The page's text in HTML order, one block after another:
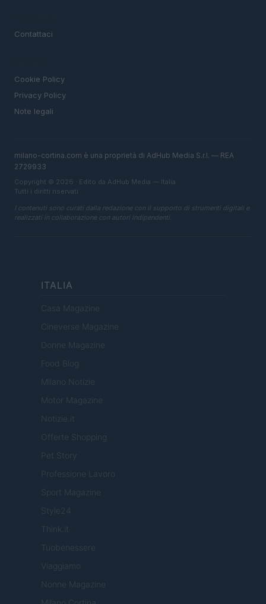
Contattaci
Cookie Policy
Privacy Policy
Note legali
milano-cortina.com è una proprietà di AdHub Media S.r.l. — REA
2729933
Copyright © 2026 · Edito da AdHub Media — Italia
Tutti i diritti riservati
I contenuti sono curati dalla redazione con il supporto di strumenti digitali e
realizzati in collaborazione con autori indipendenti.
ITALIA
Casa Magazine
Cineverse Magazine
Donne Magazine
Food Blog
Milano Notizie
Motor Magazine
Notizie.it
Offerte Shopping
Pet Story
Professione Lavoro
Sport Magazine
Style24
Think.it
Tuobenessere
Viaggiamo
Nonne Magazine